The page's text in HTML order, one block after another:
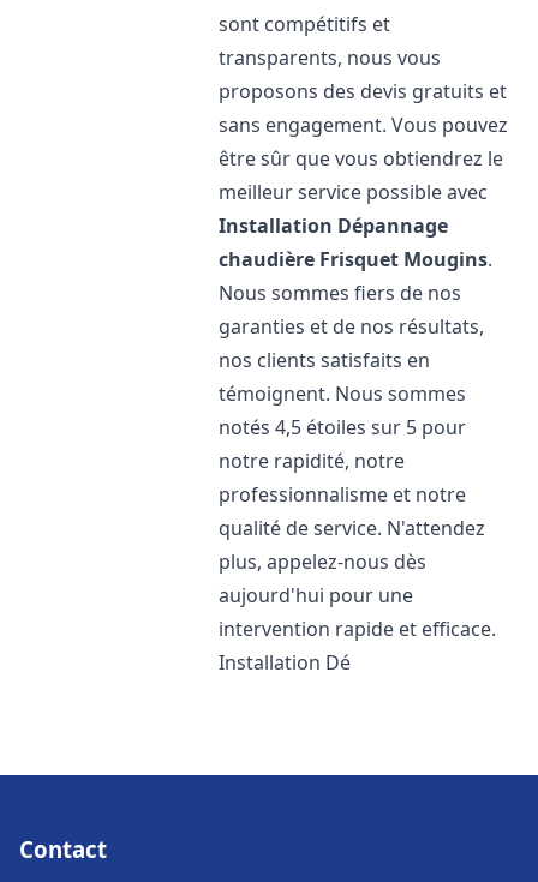
sont compétitifs et
transparents, nous vous
proposons des devis gratuits et
sans engagement. Vous pouvez
être sûr que vous obtiendrez le
meilleur service possible avec
Installation Dépannage
chaudière Frisquet Mougins.
Nous sommes fiers de nos
garanties et de nos résultats,
nos clients satisfaits en
témoignent. Nous sommes
notés 4,5 étoiles sur 5 pour
notre rapidité, notre
professionnalisme et notre
qualité de service. N'attendez
plus, appelez-nous dès
aujourd'hui pour une
intervention rapide et efficace.
Installation Dé
Contact